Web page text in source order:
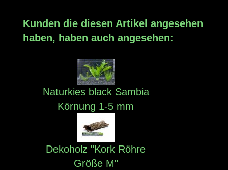
Kunden die diesen Artikel angesehen
haben, haben auch angesehen:
Naturkies black Sambia
Körnung 1-5 mm
Dekoholz "Kork Röhre
Größe M"